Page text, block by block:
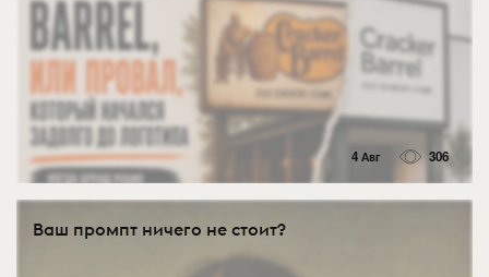
4 Авг 306
Ваш промпт ничего не стоит?